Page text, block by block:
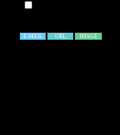
E-MAIL URL IMAGE